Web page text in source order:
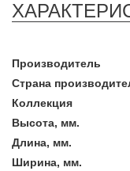
Производитель
Страна
Коллекция
Высота, мм.
Длина, мм.
Ширина, мм.